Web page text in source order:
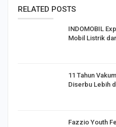
RELATED POSTS
INDOMOBIL
Mobil Listrik
11 Tahun
Diserbu Lebih
Fazzio Youth